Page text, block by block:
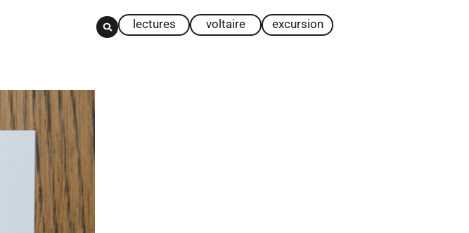
lectures voltaire excursion